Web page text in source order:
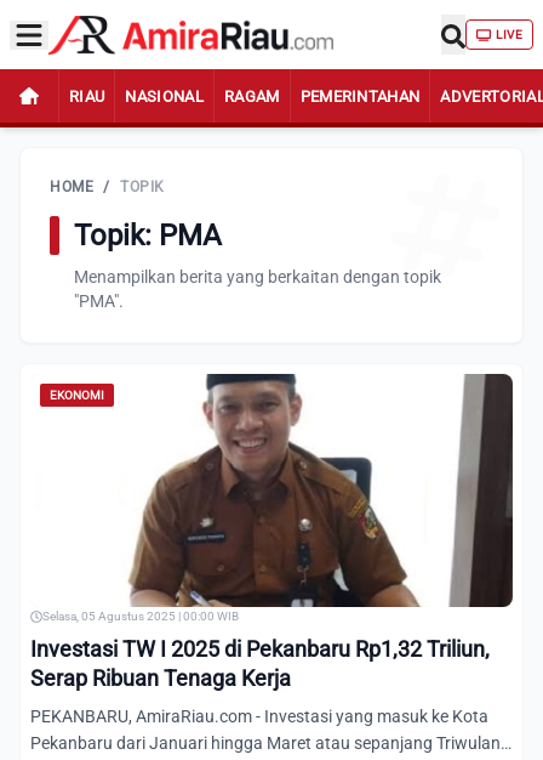
LIVE
RIAU NASIONAL RAGAM PEMERINTAHAN
HOME / TOPIK
Topik: PMA
Menampilkan berita yang berkaitan dengan topik
"PMA".
EKONOMI
Selasa, 05 Agustus 2025 | 00:00 WIB
Investasi TW I 2025 di Pekanbaru Rp1,32 Triliun,
Serap Ribuan Tenaga Kerja
PEKANBARU, AmiraRiau.com - Investasi yang masuk ke Kota
Pekanbaru dari Januari hingga Maret atau sepanjang Triwulan